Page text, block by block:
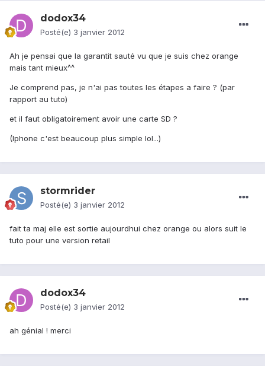
dodox34
Posté(e) 3 janvier 2012
Ah je pensai que la garantit sauté vu que je suis chez orange
mais tant mieux^^
Je comprend pas, je n'ai pas toutes les étapes a faire ? (par
rapport au tuto)
et il faut obligatoirement avoir une carte SD ?
(Iphone c'est beaucoup plus simple lol...)
stormrider
Posté(e) 3 janvier 2012
fait ta maj elle est sortie aujourdhui chez orange ou alors suit le
tuto pour une version retail
dodox34
Posté(e) 3 janvier 2012
ah génial ! merci